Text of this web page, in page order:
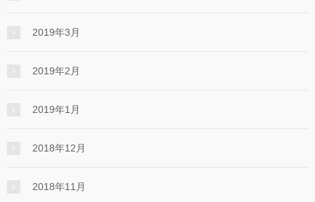
2019年3月
2019年2月
2019年1月
2018年12月
2018年11月